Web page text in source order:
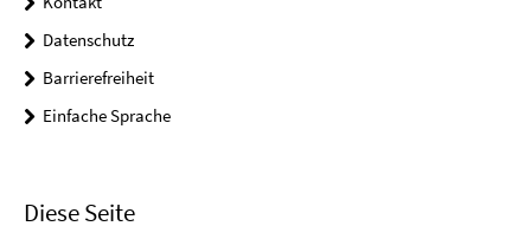
Datenschutz
Barrierefreiheit
Einfache Sprache
Diese Seite